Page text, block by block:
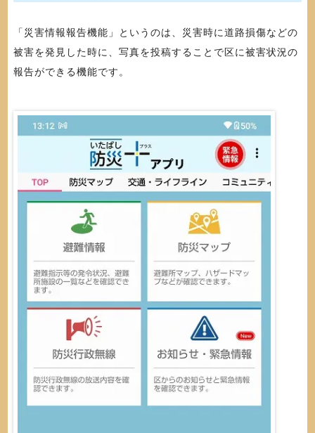
「災害情報報告機能」というのは、災害時に道路損傷などの
被害を発見した時に、写真を投稿することで区に被害状況の
報告ができる機能です。